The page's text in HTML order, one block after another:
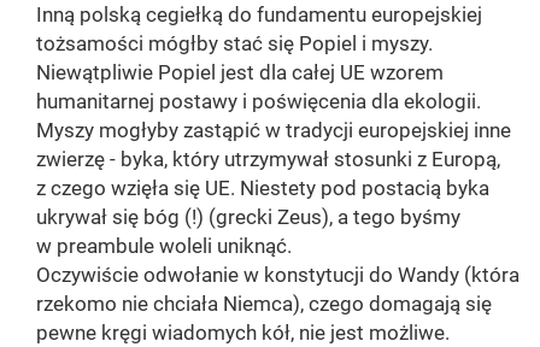
Inną polską cegiełką do fundamentu europejskiej
tożsamości mógłby stać się Popiel i myszy.
Niewątpliwie Popiel jest dla całej UE wzorem
humanitarnej postawy i poświęcenia dla ekologii.
Myszy mogłyby zastąpić w tradycji europejskiej inne
zwierzę - byka, który utrzymywał stosunki z Europą,
z czego wzięła się UE. Niestety pod postacią byka
ukrywał się bóg (!) (grecki Zeus), a tego byśmy
w preambule woleli uniknąć.
Oczywiście odwołanie w konstytucji do Wandy (która
rzekomo nie chciała Niemca), czego domagają się
pewne kręgi wiadomych kół, nie jest możliwe.